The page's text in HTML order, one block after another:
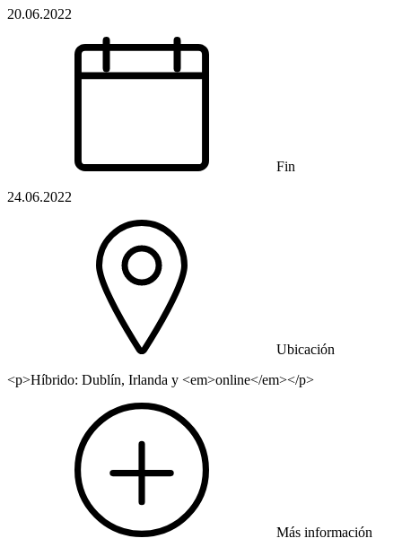
20.06.2022
Fin
24.06.2022
Ubicación
<p>Híbrido: Dublín, Irlanda y <em>online</em></p>
Más información